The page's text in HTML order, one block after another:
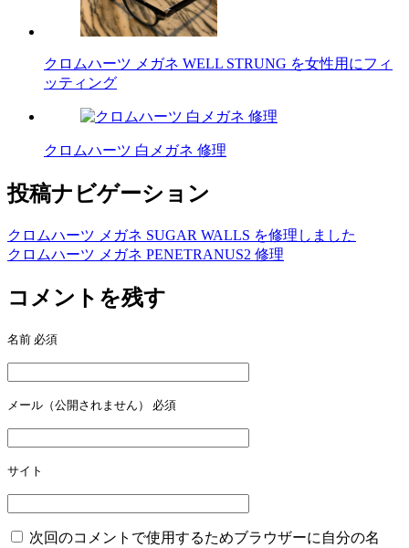
クロムハーツ メガネ WELL STRUNG を女性用にフィ
ッティング
クロムハーツ 白メガネ 修理
投稿ナビゲーション
クロムハーツ メガネ SUGAR WALLS を修理しました
クロムハーツ メガネ PENETRANUS2 修理
コメントを残す
名前 必須
メール（公開されません） 必須
サイト
次回のコメントで使用するためブラウザーに自分の名